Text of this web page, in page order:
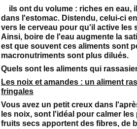
ils ont du volume : riches en eau,
dans l'estomac. Distendu, celui-ci
vers le cerveau pour qu'il active les
Ainsi, boire de l'eau augmente la
est que souvent ces aliments sont
macronutriments sont plus dilués.
Quels sont les aliments qui
Les noix et amandes : un aliment
fringales
Vous avez un petit creux dans
les noix, sont l'idéal pour calmer les
fruits secs apportent des fibres, de